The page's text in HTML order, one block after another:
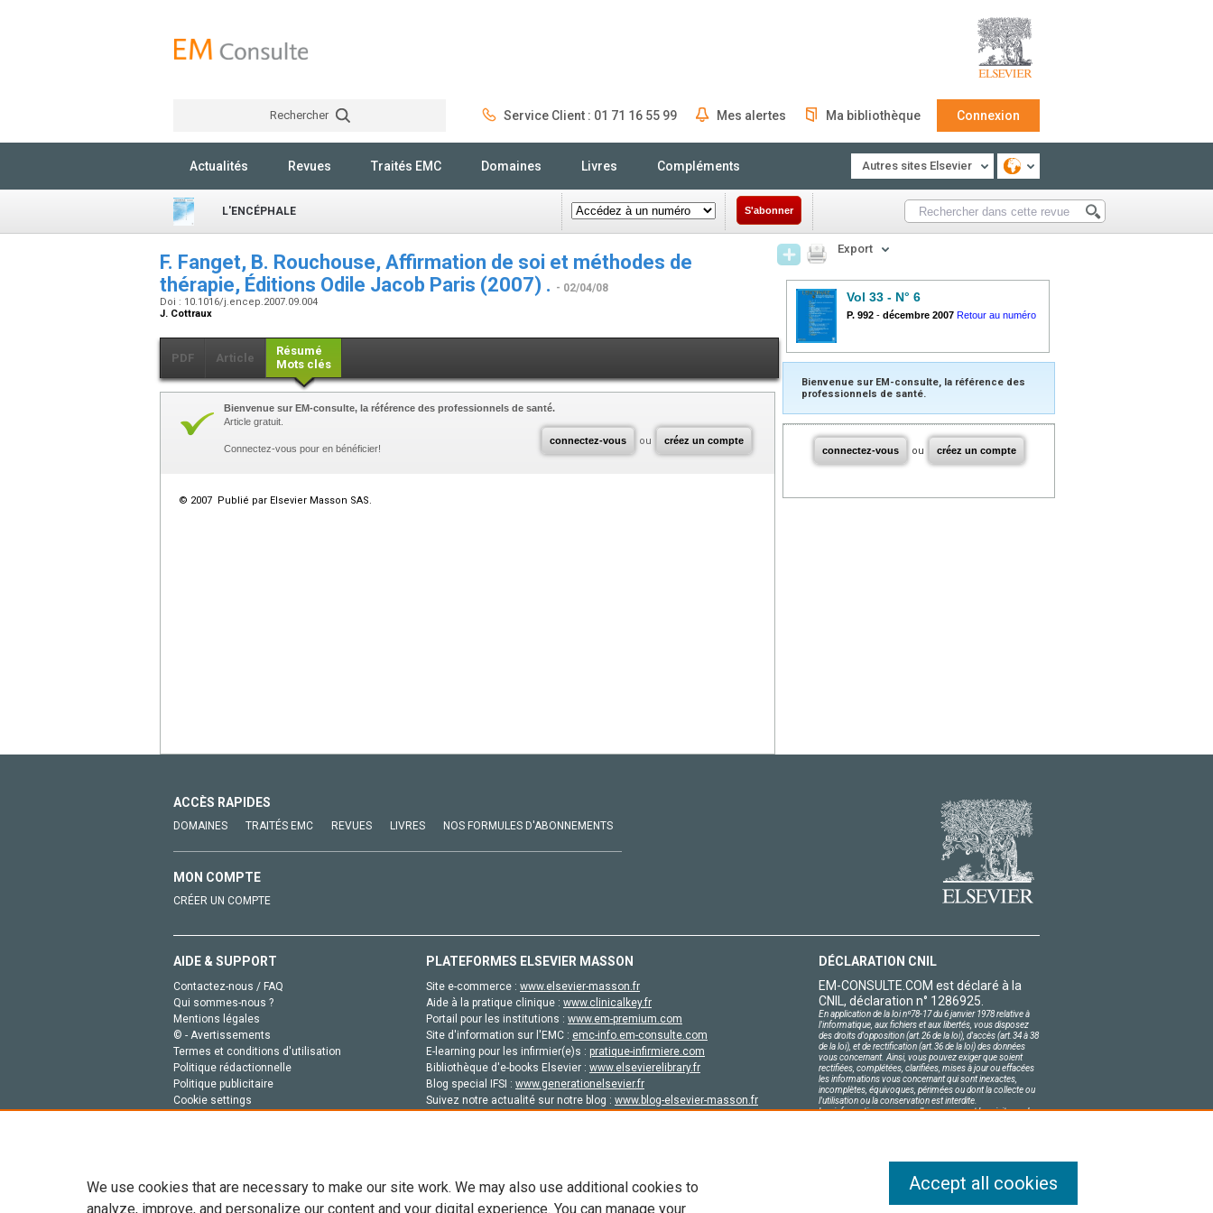
Rechercher Service Client : 01 71 16 55 99 Mes alertes Ma bibliothèque Connexion
Actualités Revues Traités EMC Domaines Livres Compléments Autres sites Elsevier
L'ENCÉPHALE S'abonner
F. Fanget, B. Rouchouse, Affirmation de soi et méthodes de
thérapie, Éditions Odile Jacob Paris (2007) . - 02/04/08
Doi : 10.1016/j.encep.2007.09.004
J. Cottraux
PDF Article
Résumé
Mots clés
connectez-vous ou créez un compte
Bienvenue sur EM-consulte, la référence des professionnels de santé.
Article gratuit.
Connectez-vous pour en bénéficier!
© 2007 Publié par Elsevier Masson SAS.
Export
Vol 33 - N° 6
P. 992 - décembre 2007 Retour au numéro
Bienvenue sur EM-consulte, la référence des
professionnels de santé.
connectez-vous ou créez un compte
ACCÈS RAPIDES
DOMAINES TRAITÉS EMC REVUES LIVRES NOS FORMULES D'ABONNEMENTS
MON COMPTE
CRÉER UN COMPTE
AIDE & SUPPORT
Contactez-nous / FAQ
Qui sommes-nous ?
Mentions légales
© - Avertissements
Termes et conditions d'utilisation
Politique rédactionnelle
Politique publicitaire
Cookie settings
PLATEFORMES ELSEVIER MASSON
Site e-commerce : www.elsevier-masson.fr
Aide à la pratique clinique : www.clinicalkey.fr
Portail pour les institutions : www.em-premium.com
Site d'information sur l'EMC : emc-info.em-consulte.com
E-learning pour les infirmier(e)s : pratique-infirmiere.com
Bibliothèque d'e-books Elsevier : www.elsevierelibrary.fr
Blog special IFSI : www.generationelsevier.fr
Suivez notre actualité sur notre blog : www.blog-elsevier-masson.fr
DÉCLARATION CNIL
EM-CONSULTE.COM est déclaré à la
CNIL, déclaration n° 1286925.
En application de la loi nº78-17 du 6 janvier 1978 relative à
l'informatique, aux fichiers et aux libertés, vous disposez
des droits d'opposition (art.26 de la loi), d'accès (art.34 à 38
de la loi), et de rectification (art.36 de la loi) des données
vous concernant. Ainsi, vous pouvez exiger que soient
rectifiées, complétées, clarifiées, mises à jour ou effacées
les informations vous concernant qui sont inexactes,
incomplètes, équivoques, périmées ou dont la collecte ou
l'utilisation ou la conservation est interdite.
Les informations personnelles concernant les visiteurs de
We use cookies that are necessary to make our site work. We may also use additional cookies to
analyze, improve, and personalize our content and your digital experience. You can manage your
Accept all cookies